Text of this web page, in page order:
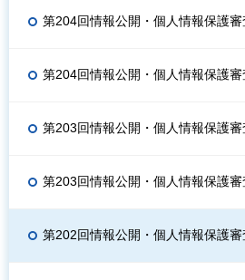
第204回情報公開・個人情報保護
第204回情報公開・個人情報保護
第203回情報公開・個人情報保護
第203回情報公開・個人情報保護
第202回情報公開・個人情報保護